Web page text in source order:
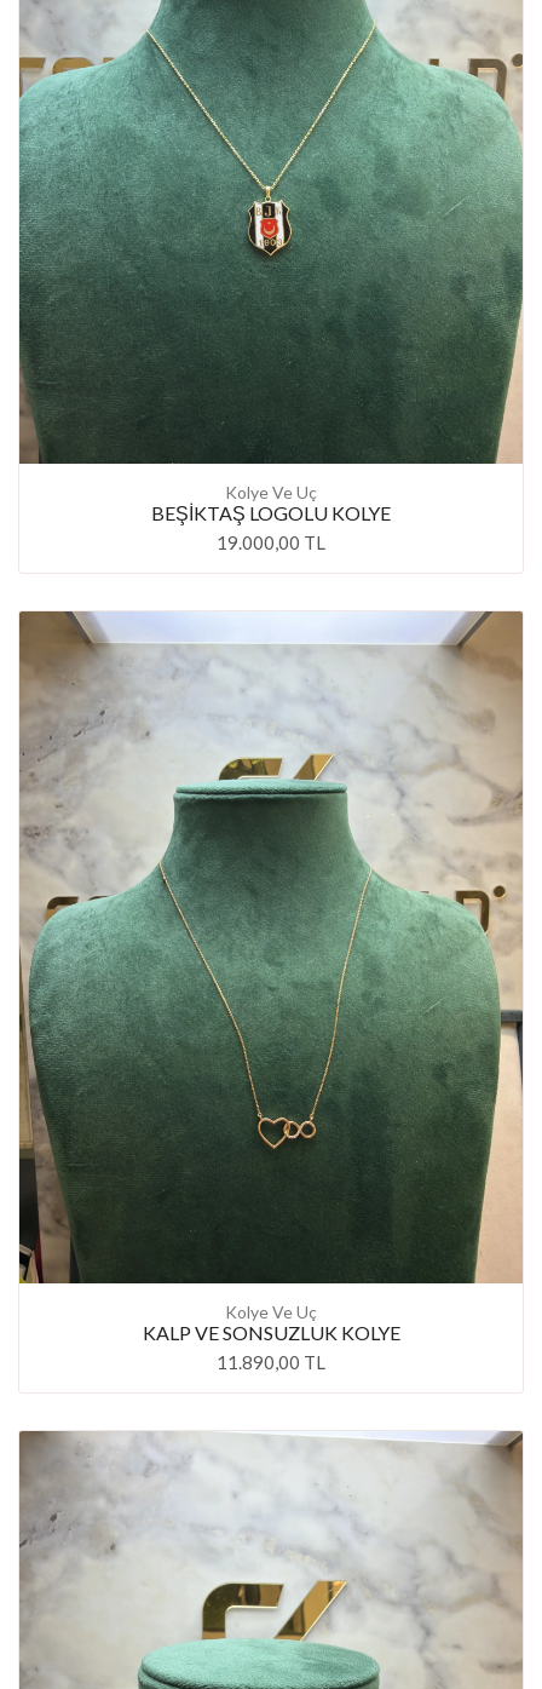
Kolye Ve Uç
BEŞİKTAŞ LOGOLU KOLYE
19.000,00 TL
Kolye Ve Uç
KALP VE SONSUZLUK KOLYE
11.890,00 TL